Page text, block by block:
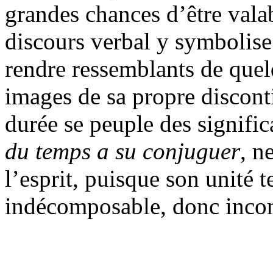
grandes chances d’être
discours verbal y
rendre ressemblants de
images de sa propre
durée se peuple des
du temps a su conjuguer,
l’esprit, puisque son unité
indécomposable, donc